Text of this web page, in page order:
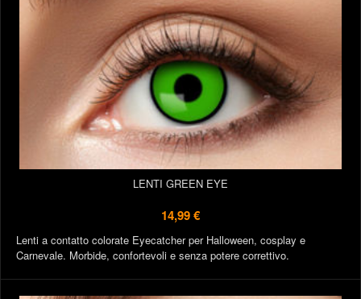
LENTI GREEN EYE
14,99 €
Lenti a contatto colorate Eyecatcher per Halloween, cosplay e
Carnevale. Morbide, confortevoli e senza potere correttivo.